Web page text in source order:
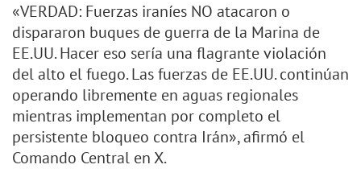
«VERDAD: Fuerzas iraníes NO atacaron o
dispararon buques de guerra de la Marina de
EE.UU. Hacer eso sería una flagrante violación
del alto el fuego. Las fuerzas de EE.UU. continúan
operando libremente en aguas regionales
mientras implementan por completo el
persistente bloqueo contra Irán», afirmó el
Comando Central en X.